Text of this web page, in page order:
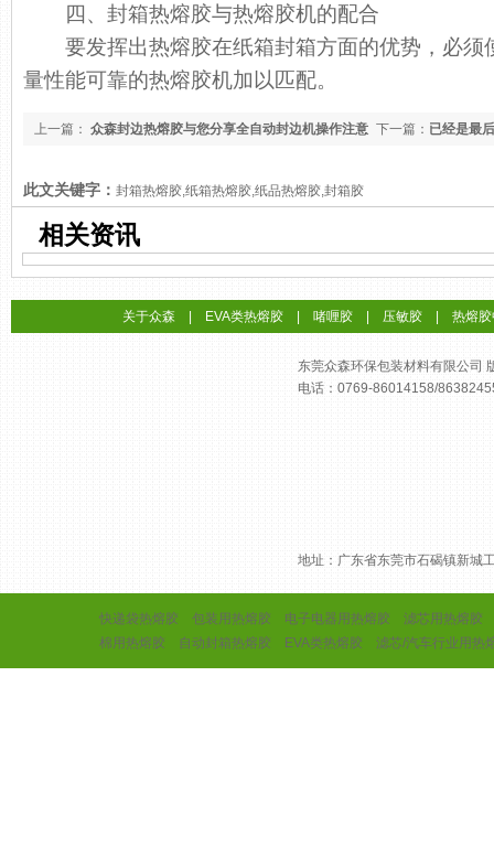
四、封箱热熔胶与热熔胶机的配合
要发挥出热熔胶在纸箱封箱方面的优势，必须
量性能可靠的热熔胶机加以匹配。
下一篇： 已经是最
上一篇： 众森封边热熔胶与您分享全自动封边机操作注意
此文关键字： 封箱热熔胶,纸箱热熔胶,纸品热熔胶,封箱胶
相关资讯
关于众森 EVA类热熔胶 啫喱胶 压敏胶 热熔
东莞众森环保包装材料有限公
电话：0769-86014158/
地址：广东省东莞市石碣镇新城
快递袋热熔胶 包装用热熔胶 电子电器用热熔胶
滤芯用热熔胶
棉用热熔胶
自动封箱热熔胶 EVA类热熔胶 滤芯/汽车行业用热